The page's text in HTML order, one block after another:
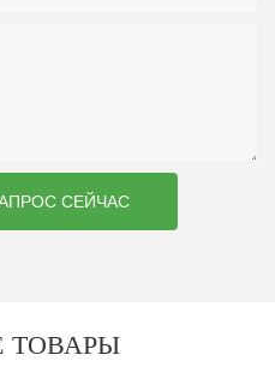
СЕЙЧАС
ТОВАРЫ